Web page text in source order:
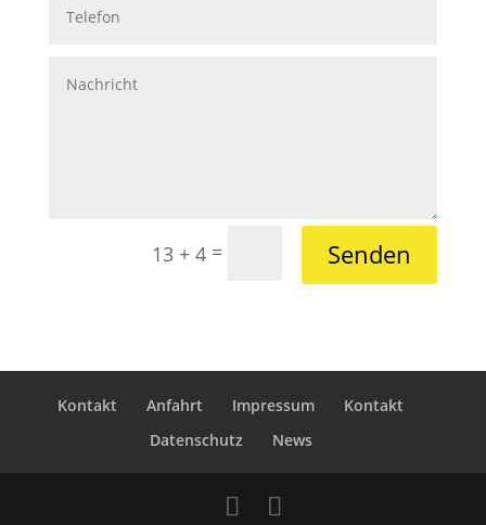
13 + 4 = Senden
Kontakt Anfahrt Impressum
Kontakt
Datenschutz
News